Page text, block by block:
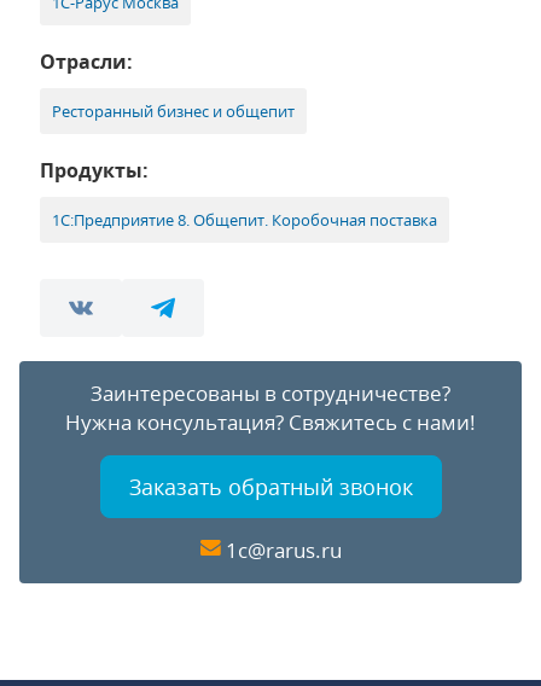
Отрасли:
Ресторанный бизнес и общепит
Продукты:
1С:Предприятие 8. Общепит. Коробочная поставка
Заинтересованы в сотрудничестве?
Нужна консультация? Свяжитесь с нами!
Заказать обратный звонок
1c@rarus.ru